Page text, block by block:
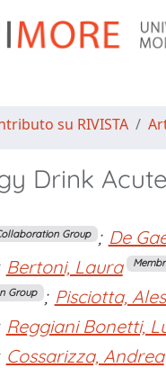
su RIVISTA
Drink
Group ; De
Bertoni, Laura
Group ; Pisciotta,
Reggiani Bonetti,
Cossarizza, Andrea